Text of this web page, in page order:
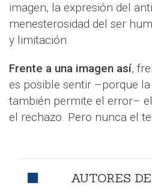
imagen, la expresión del
menesterosidad del ser
y limitación.
Frente a una imagen así,
es posible sentir –porque
también permite el error–
el rechazo. Pero nunca el
AUTORES